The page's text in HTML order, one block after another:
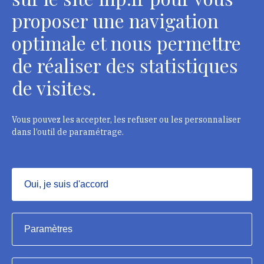
Contacts
Département des restaurateurs
124 rue Henri Barbusse - 93300 Aubervilliers
Contacts
Institut national du patrimoine, 2023
Mentions légales
proposer une navigation
optimale et nous permettre
de réaliser des statistiques
de visites.
Vous pouvez les accepter, les refuser ou les personnaliser
dans l’outil de paramétrage.
Oui, je suis d'accord
Masquer
Paramètres